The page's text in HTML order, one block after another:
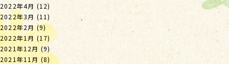
2022年4月 (12)
2022年3月 (11)
2022年2月(9)
2022年1月 (17)
2021年12月(9)
2021年11月 (8)